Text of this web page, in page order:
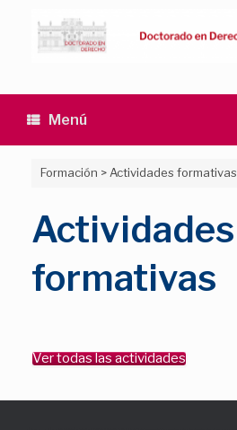
contenido
Menú
Formación > Actividades formativas
Actividades
formativas
Ver todas las actividades